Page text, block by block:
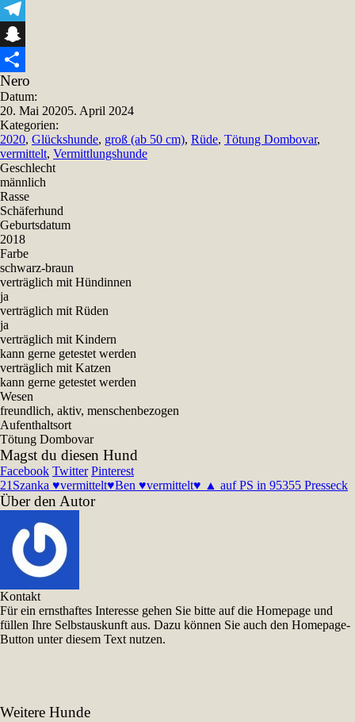
Viber
Telegram
Snapchat
Teilen
Nero
Datum:
20. Mai 20205. April 2024
Kategorien:
2020, Glückshunde, groß (ab 50 cm), Rüde, Tötung Dombovar,
vermittelt, Vermittlungshunde
Geschlecht
männlich
Rasse
Schäferhund
Geburtsdatum
2018
Farbe
schwarz-braun
verträglich mit Hündinnen
ja
verträglich mit Rüden
ja
verträglich mit Kindern
kann gerne getestet werden
verträglich mit Katzen
kann gerne getestet werden
Wesen
freundlich, aktiv, menschenbezogen
Aufenthaltsort
Tötung Dombovar
Magst du diesen Hund
Facebook Twitter Pinterest
21 Szanka ♥vermittelt♥Ben ♥vermittelt♥ ▲ auf PS in 95355 Presseck
Über den Autor
Kontakt
Für ein ernsthaftes Interesse gehen Sie bitte auf die Homepage und
füllen Ihre Selbstauskunft aus. Dazu können Sie auch den Homepage-
Button unter diesem Text nutzen.
Weitere Hunde